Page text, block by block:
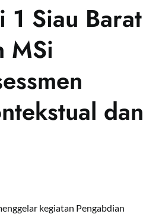
Siau Barat
MSi
dan
kegiatan Pengabdian